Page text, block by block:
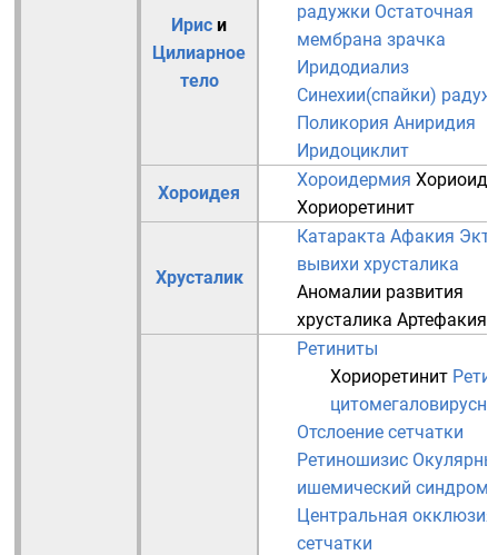
Ирис и
Цилиарное
тело
радужки Остаточная
мембрана зрачка
Иридодиализ
Синехии(спайки)
Поликория Аниридия
Иридоциклит
Хороидея
Хороидермия
Хориоретинит
Хрусталик
Катаракта Афакия
вывихи хрусталика
Аномалии развития
хрусталика Артефакия
Ретиниты
Хориоретинит
Отслоение сетчатки
Ретиношизис
ишемический синдром
Центральная окклюзия
сетчатки